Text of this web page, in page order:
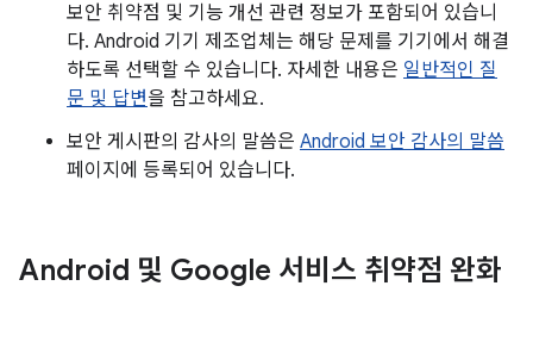
보안 취약점 및 기능 개선 관련 정보가 포함되어 있습니
다. Android 기기 제조업체는 해당 문제를 기기에서 해결
하도록 선택할 수 있습니다. 자세한 내용은 일반적인 질
문 및 답변을 참고하세요.
보안 게시판의 감사의 말씀은 Android 보안 감사의 말씀
페이지에 등록되어 있습니다.
Android 및 Google 서비스 취약점 완화